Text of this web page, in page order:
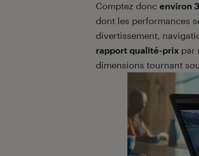
Comptez donc environ
dont les performances
divertissement,
rapport qualité-prix par
dimensions tournant